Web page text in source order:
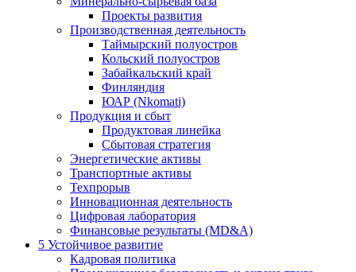
Проекты развития
Производственная деятельность
Таймырский полуостров
Кольский полуостров
Забайкальский край
Финляндия
ЮАР (Nkomati)
Продукция и сбыт
Продуктовая линейка
Сбытовая стратегия
Энергетические активы
Транспортные активы
Техпрорыв
Инновационная деятельность
Цифровая лаборатория
Финансовые результаты (MD&A)
5 Устойчивое развитие
Кадровая политика